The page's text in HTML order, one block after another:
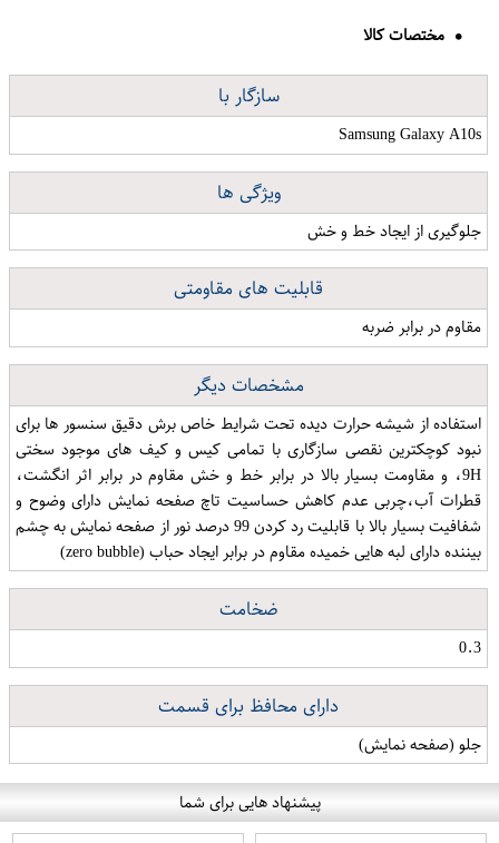
مختصات کالا
سازگار با
Samsung Galaxy A10s
ویژگی ها
جلوگیری از ایجاد خط و خش
قابلیت های مقاومتی
مقاوم در برابر ضربه
مشخصات دیگر
استفاده از شیشه حرارت دیده تحت شرایط خاص برش دقیق سنسور ها برای
نبود کوچکترین نقصی سازگاری با تمامی کیس و کیف های موجود سختی
9H، و مقاومت بسیار بالا در برابر خط و خش مقاوم در برابر اثر انگشت،
قطرات آب،چربی عدم کاهش حساسیت تاچ صفحه نمایش دارای وضوح و
شفافیت بسیار بالا با قابلیت رد کردن 99 درصد نور از صفحه نمایش به چشم
بیننده دارای لبه هایی خمیده مقاوم در برابر ایجاد حباب (zero bubble)
ضخامت
0.3
دارای محافظ برای قسمت
جلو (صفحه نمایش)
پیشنهاد هایی برای شما